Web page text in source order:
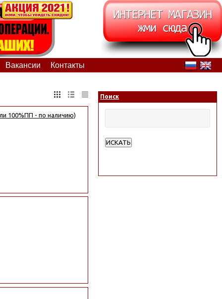
Вакансии Контакты
100%ПП - по наличию)
Поиск
ИСКАТЬ